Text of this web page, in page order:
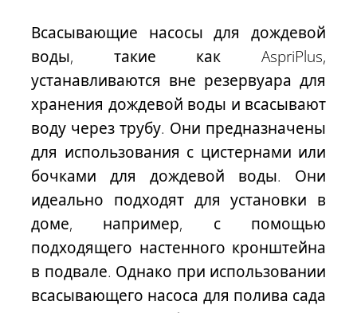
Всасывающие насосы для дождевой
воды, такие как AspriPlus,
устанавливаются вне резервуара для
хранения дождевой воды и всасывают
воду через трубу. Они предназначены
для использования с цистернами или
бочками для дождевой воды. Они
идеально подходят для установки в
доме, например, с помощью
подходящего настенного кронштейна
в подвале. Однако при использовании
всасывающего насоса для полива сада